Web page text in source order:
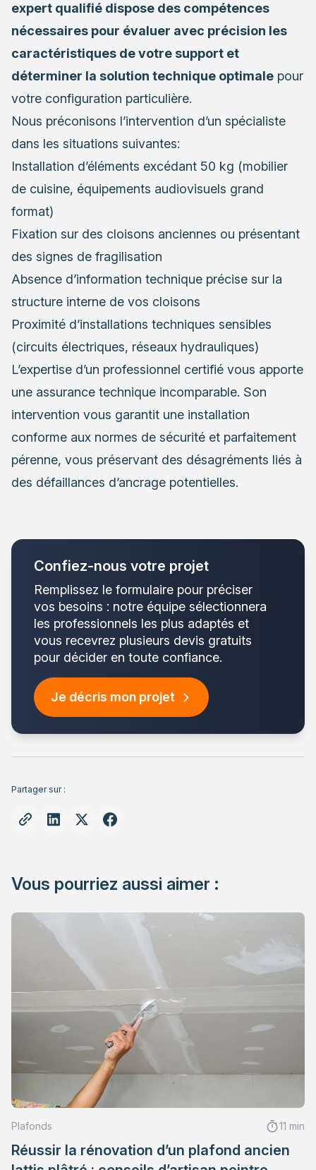
expert qualifié dispose des compétences
nécessaires pour évaluer avec précision les
caractéristiques de votre support et
déterminer la solution technique optimale pour
votre configuration particulière.
Nous préconisons l’intervention d’un spécialiste
dans les situations suivantes:
Installation d’éléments excédant 50 kg (mobilier
de cuisine, équipements audiovisuels grand
format)
Fixation sur des cloisons anciennes ou présentant
des signes de fragilisation
Absence d’information technique précise sur la
structure interne de vos cloisons
Proximité d’installations techniques sensibles
(circuits électriques, réseaux hydrauliques)
L’expertise d’un professionnel certifié vous apporte
une assurance technique incomparable. Son
intervention vous garantit une installation
conforme aux normes de sécurité et parfaitement
pérenne, vous préservant des désagréments liés à
des défaillances d’ancrage potentielles.
Confiez-nous votre projet
Remplissez le formulaire pour préciser
vos besoins : notre équipe sélectionnera
les professionnels les plus adaptés et
vous recevrez plusieurs devis gratuits
pour décider en toute confiance.
Je décris mon projet
Partager sur :
Vous pourriez aussi aimer :
Plafonds 11 min
Réussir la rénovation d’un plafond ancien